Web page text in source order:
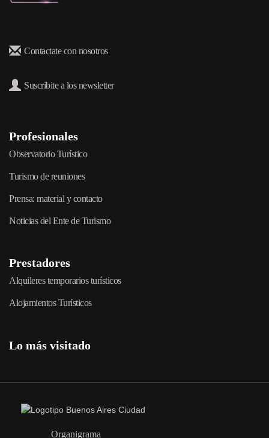
Contactate con nosotros
Suscribite a los newsletter
Profesionales
Observatorio Turístico
Turismo de reuniones
Prensa: material y contacto
Noticias del Ente de Turismo
Prestadores
Alquileres temporarios turísticos
Alojamientos Turísticos
Lo más visitado
Organigrama